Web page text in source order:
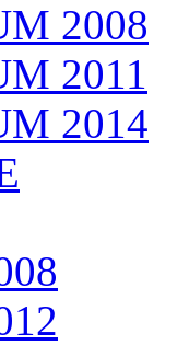
2008
2011
2014